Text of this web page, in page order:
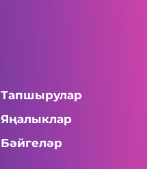
Тапшырулар
Яңалыклар
Бәйгеләр